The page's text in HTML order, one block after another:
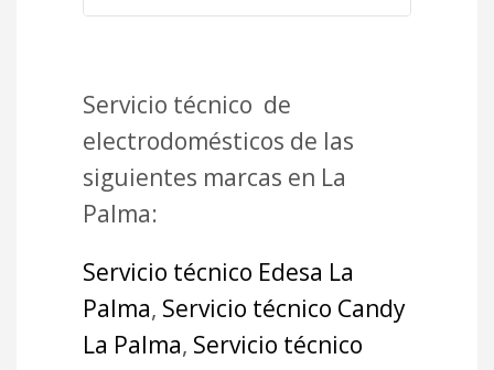
Servicio técnico de
electrodomésticos de las
siguientes marcas en La
Palma:
Servicio técnico Edesa La
Palma, Servicio técnico Candy
La Palma, Servicio técnico